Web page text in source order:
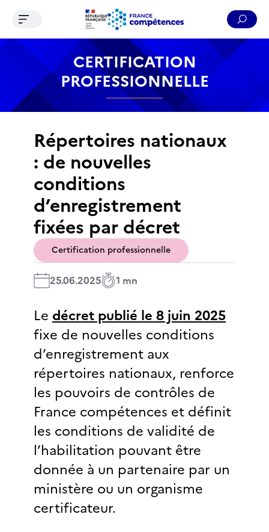
Contenu Recherche Menu Pied de page
Ouvrir le menu de navigation
CERTIFICATION
PROFESSIONNELLE
Répertoires nationaux
: de nouvelles
conditions
d’enregistrement
fixées par décret
Certification professionnelle
25.06.2025 1 mn
Le décret publié le 8 juin 2025
fixe de nouvelles conditions
d’enregistrement aux
répertoires nationaux, renforce
les pouvoirs de contrôles de
France compétences et définit
les conditions de validité de
l’habilitation pouvant être
donnée à un partenaire par un
ministère ou un organisme
certificateur.